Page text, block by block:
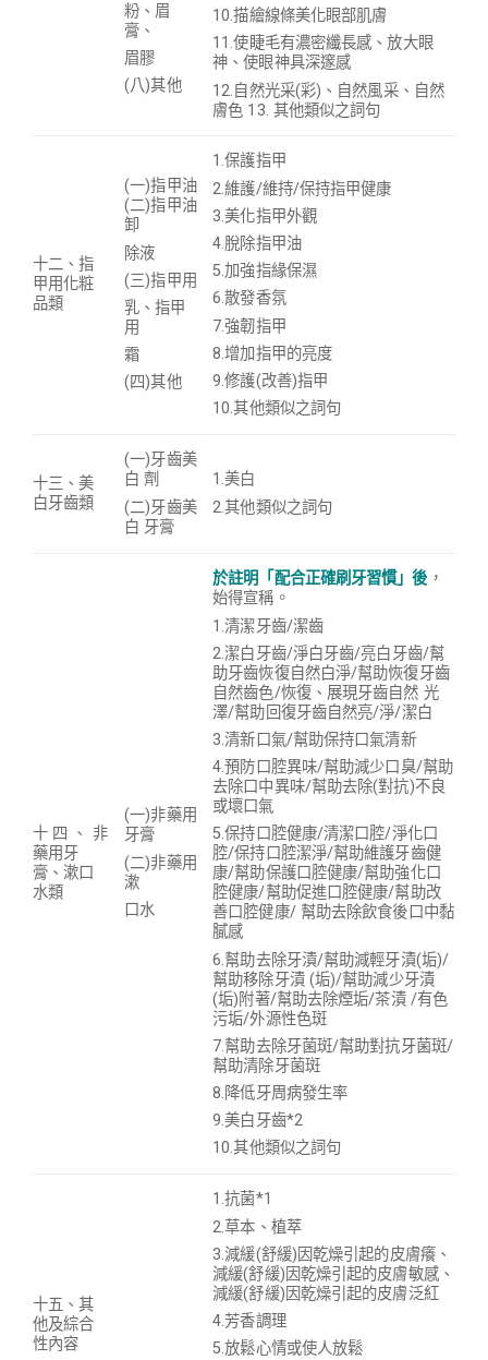
粉、眉
膏、
眉膠
(八)其他
10.描繪線條美化眼部肌膚
11.使睫毛有濃密纖長感、放大眼
神、使眼神具深邃感
12.自然光采(彩)、自然風采、自然
膚色 13. 其他類似之詞句
十二、指
甲用化粧
品類
(一)指甲油
(二)指甲油
卸
除液
(三)指甲用
乳、指甲
用
霜
(四)其他
1.保護指甲
2.維護/維持/保持指甲健康
3.美化指甲外觀
4.脫除指甲油
5.加強指緣保濕
6.散發香氛
7.強韌指甲
8.增加指甲的亮度
9.修護(改善)指甲
10.其他類似之詞句
十三、美
白牙齒類
(一)牙齒美
白 劑
(二)牙齒美
白 牙膏
1.美白
2.其他類似之詞句
十 四 、 非
藥用牙
膏、漱口
水類
(一)非藥用
牙膏
(二)非藥用
漱
口水
於註明「配合正確刷牙習慣」後，
始得宣稱。
1.清潔牙齒/潔齒
2.潔白牙齒/淨白牙齒/亮白牙齒/幫
助牙齒恢復自然白淨/幫助恢復牙齒
自然齒色/恢復、展現牙齒自然 光
澤/幫助回復牙齒自然亮/淨/潔白
3.清新口氣/幫助保持口氣清新
4.預防口腔異味/幫助減少口臭/幫助
去除口中異味/幫助去除(對抗)不良
或壞口氣
5.保持口腔健康/清潔口腔/淨化口
腔/保持口腔潔淨/幫助維護牙齒健
康/幫助保護口腔健康/幫助強化口
腔健康/幫助促進口腔健康/幫助改
善口腔健康/ 幫助去除飲食後口中黏
膩感
6.幫助去除牙漬/幫助減輕牙漬(垢)/
幫助移除牙漬 (垢)/幫助減少牙漬
(垢)附著/幫助去除煙垢/茶漬 /有色
污垢/外源性色斑
7.幫助去除牙菌斑/幫助對抗牙菌斑/
幫助清除牙菌斑
8.降低牙周病發生率
9.美白牙齒*2
10.其他類似之詞句
十五、其
他及綜合
性內容
1.抗菌*1
2.草本、植萃
3.減緩(舒緩)因乾燥引起的皮膚癢、
減緩(舒緩)因乾燥引起的皮膚敏感、
減緩(舒緩)因乾燥引起的皮膚泛紅
4.芳香調理
5.放鬆心情或使人放鬆